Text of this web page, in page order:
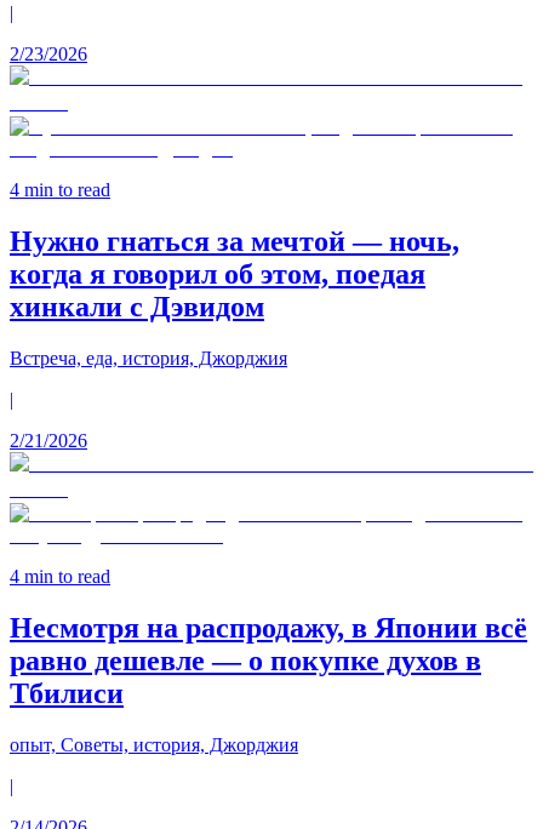
|
2/23/2026
4 min to read
Нужно гнаться за мечтой — ночь,
когда я говорил об этом, поедая
хинкали с Дэвидом
Встреча, еда, история, Джорджия
|
2/21/2026
4 min to read
Несмотря на распродажу, в Японии всё
равно дешевле — о покупке духов в
Тбилиси
опыт, Советы, история, Джорджия
|